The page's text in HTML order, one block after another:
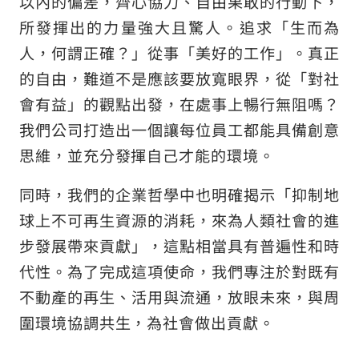
所發揮出的力量強大且驚人。追求「生而為
人，何謂正確？」從事「美好的工作」。真正
的自由，難道不是應該要放寬眼界，從「對社
會有益」的觀點出發，在處事上暢行無阻嗎？
我們公司打造出一個讓每位員工都能具備創意
思維，並充分發揮自己才能的環境。
同時，我們的企業哲學中也明確揭示「抑制地
球上不可再生資源的消耗，來為人類社會的進
步發展帶來貢獻」，這點相當具有普遍性和時
代性。為了完成這項使命，我們專注於對既有
不動產的再生、活用與流通，放眼未來，與周
圍環境協調共生，為社會做出貢獻。